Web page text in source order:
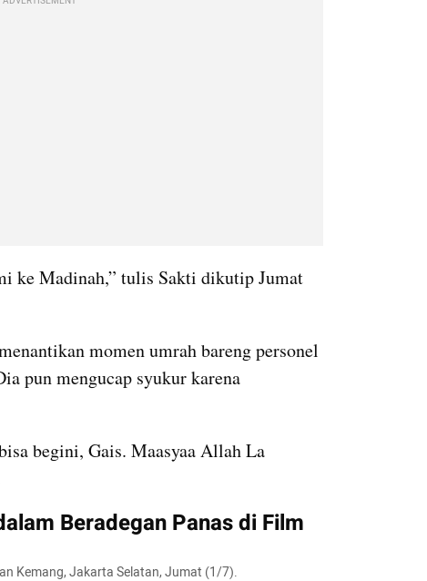
ke Madinah,” tulis Sakti dikutip Jumat
momen umrah bareng personel
pun mengucap syukur karena
begini, Gais. Maasyaa Allah La
Beradegan Panas di Film
Kemang, Jakarta Selatan, Jumat (1/7).